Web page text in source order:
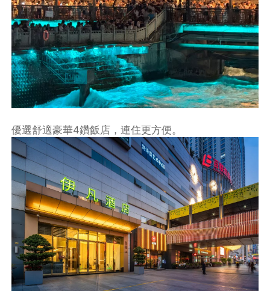
優選舒適豪華4鑽飯店，連住更方便。